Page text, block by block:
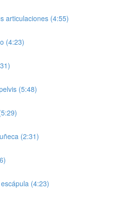
articulaciones (4:55)
(4:23)
(5:48)
(2:31)
(4:23)